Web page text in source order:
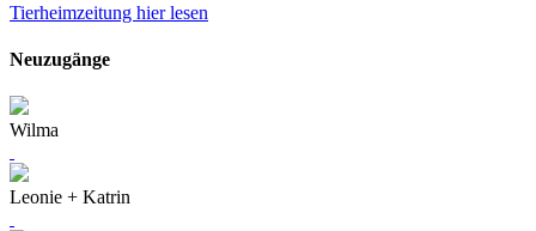
Tierheimzeitung hier lesen
Neuzugänge
Wilma
Leonie + Katrin